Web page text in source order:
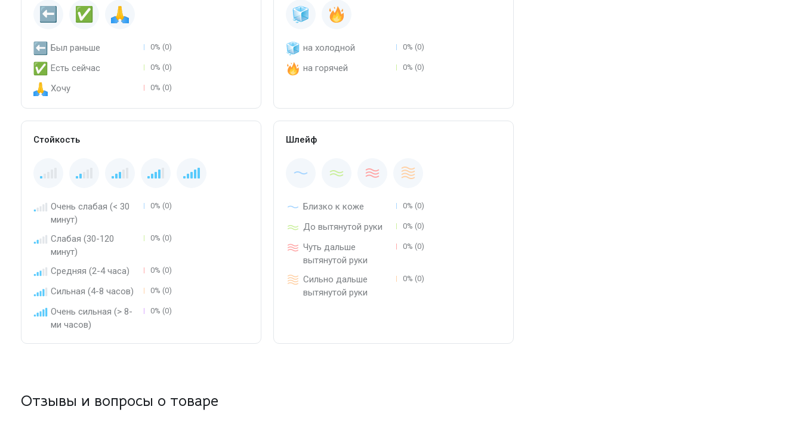
Был раньше 0% (0)
Есть сейчас 0% (0)
Хочу 0% (0)
на холодной 0% (0)
на горячей 0% (0)
Стойкость
Очень слабая (< 30
минут)
0% (0)
Слабая (30-120
минут)
0% (0)
Средняя (2-4 часа) 0% (0)
Сильная (4-8 часов) 0% (0)
Очень сильная (> 8-
ми часов)
0% (0)
Шлейф
Близко к коже 0% (0)
До вытянутой руки 0% (0)
Чуть дальше
вытянутой руки
0% (0)
Сильно дальше
вытянутой руки
0% (0)
Отзывы и вопросы о товаре